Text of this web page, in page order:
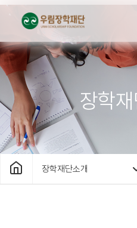
장학
장학재단소개